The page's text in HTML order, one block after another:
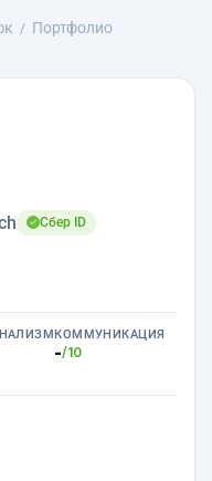
Портфолио
Сбер ID
КОММУНИКАЦИЯ
-/10